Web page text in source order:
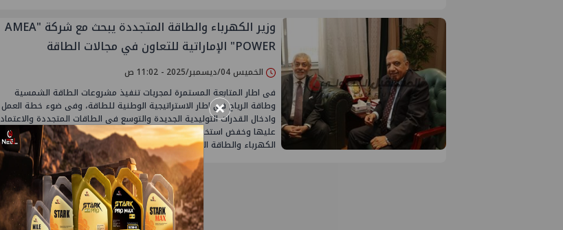
وزير الكهرباء والطاقة المتجددة يبحث مع شركة "AMEA
POWER" الإماراتية للتعاون في مجالات الطاقة
الخميس 04/ديسمبر/2025 - 11:02 ص
فى اطار المتابعة المستمرة لمجريات تنفيذ مشروعات الطاقة الشمسية
وطاقة الرياح فى اطار الاستراتيجية الوطنية للطاقة، وفى ضوء خطة العمل
وادخال القدرات التوليدية الجديدة والتوسع فى الطاقات المتجددة والاعتماد
عليها وخفض استخدام الوقود الأحفوري ، التقى الدكتور محمود عصمت وزير
الكهرباء والطاقة المتجددة ،
×